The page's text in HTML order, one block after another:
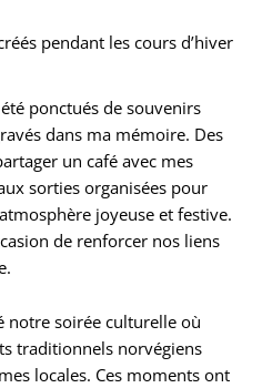
pendant les cours d’hiver
ponctués de souvenirs
dans ma mémoire. Des
un café avec mes
sorties organisées pour
joyeuse et festive.
de renforcer nos liens
notre soirée culturelle où
traditionnels norvégiens
locales. Ces moments ont